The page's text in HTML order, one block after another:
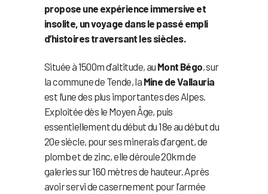
propose une expérience immersive et
insolite, un voyage dans le passé empli
d’histoires traversant les siècles.
Située à 1500m d’altitude, au Mont Bégo, sur
la commune de Tende, la Mine de Vallauria
est l’une des plus importantes des Alpes.
Exploitée dès le Moyen Âge, puis
essentiellement du début du 18e au début du
20e siècle, pour ses minerais d’argent, de
plomb et de zinc, elle déroule 20km de
galeries sur 160 mètres de hauteur. Après
avoir servi de casernement pour l’armée